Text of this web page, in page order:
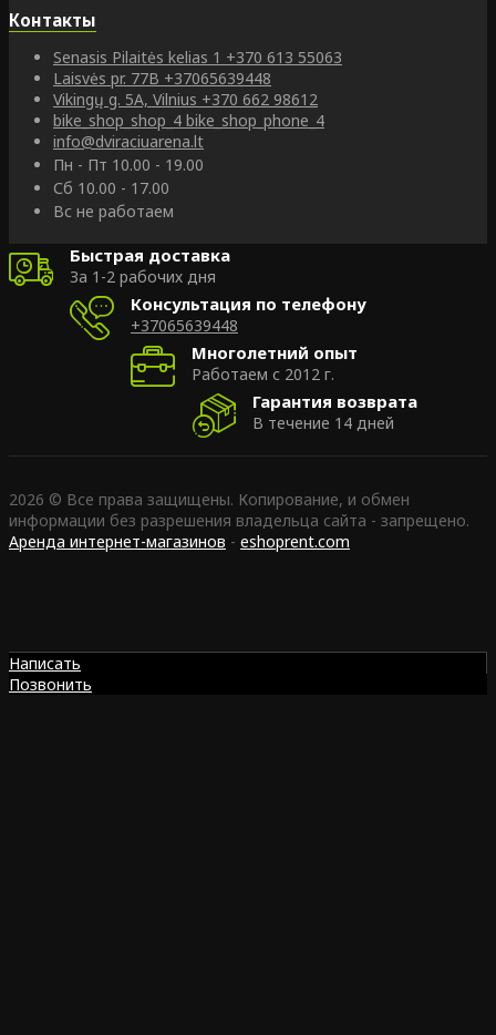
Контакты
Senasis Pilaitės kelias 1 +370 613 55063
Laisvės pr. 77B +37065639448
Vikingų g. 5A, Vilnius +370 662 98612
bike_shop_shop_4 bike_shop_phone_4
info@dviraciuarena.lt
Пн - Пт 10.00 - 19.00
Сб 10.00 - 17.00
Вс не работаем
Быстрая доставка
За 1-2 рабочих дня
Консультация по телефону
+37065639448
Многолетний опыт
Работаем с 2012 г.
Гарантия возврата
В течение 14 дней
2026 © Все права защищены. Копирование, и обмен
информации без разрешения владельца сайта - запрещено.
Аренда интернет-магазинов - eshoprent.com
Написать
Позвонить